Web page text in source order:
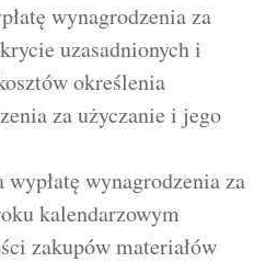
wynagrodzenia za
uzasadnionych i
określenia
za użyczanie i jego
wynagrodzenia za
kalendarzowym
zakupów materiałów